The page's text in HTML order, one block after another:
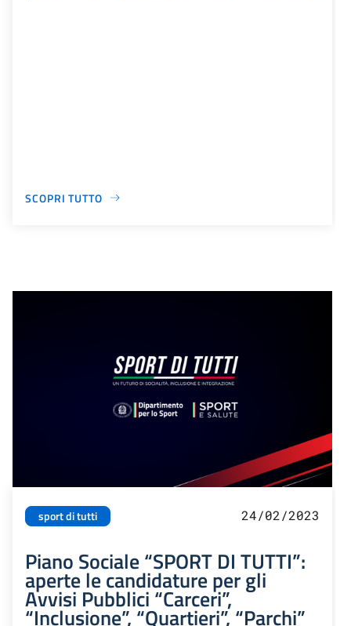
SCOPRI TUTTO
sport di tutti 24/02/2023
Piano Sociale “SPORT DI TUTTI”:
aperte le candidature per gli
Avvisi Pubblici “Carceri”,
“Inclusione”, “Quartieri”, “Parchi”